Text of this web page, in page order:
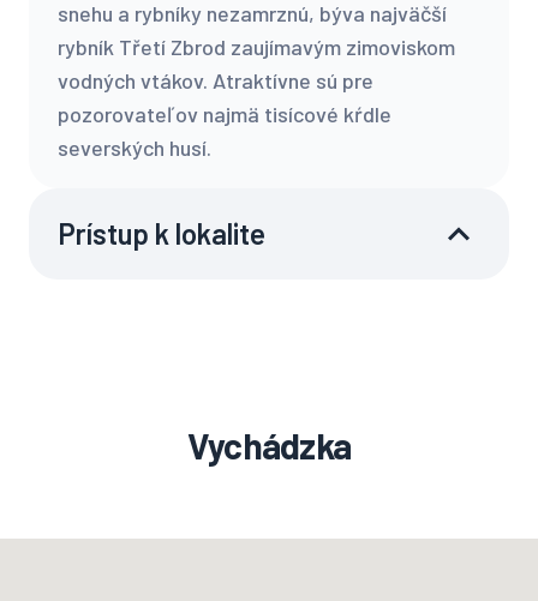
snehu a rybníky nezamrznú, býva najväčší
rybník Třetí Zbrod zaujímavým zimoviskom
vodných vtákov. Atraktívne sú pre
pozorovateľov najmä tisícové kŕdle
severských husí.
Prístup k lokalite
Vychádzka